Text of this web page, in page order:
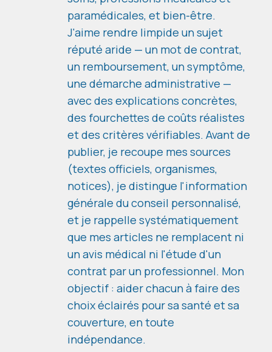
paramédicales, et bien-être.
J'aime rendre limpide un sujet
réputé aride — un mot de contrat,
un remboursement, un symptôme,
une démarche administrative —
avec des explications concrètes,
des fourchettes de coûts réalistes
et des critères vérifiables. Avant de
publier, je recoupe mes sources
(textes officiels, organismes,
notices), je distingue l'information
générale du conseil personnalisé,
et je rappelle systématiquement
que mes articles ne remplacent ni
un avis médical ni l'étude d'un
contrat par un professionnel. Mon
objectif : aider chacun à faire des
choix éclairés pour sa santé et sa
couverture, en toute
indépendance.